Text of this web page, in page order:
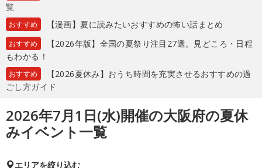
覧
おすすめ 【漫画】夏に読みたいおすすめの怖い話まとめ
おすすめ
【2026年版】全国の夏祭り注目27選。見どころ・日程
もわかる！
おすすめ
【2026夏休み】おうち時間を充実させるおすすめの過
ごし方ガイド
2026年7月1日(水)開催の大阪府の夏休
みイベント一覧
エリアを絞り込む